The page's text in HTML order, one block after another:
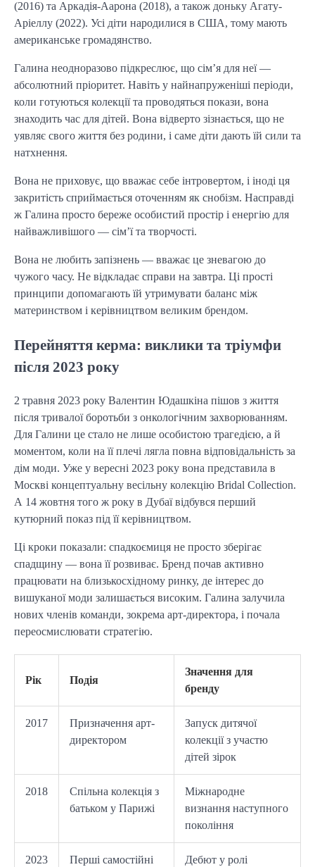
(2016) та Аркадія-Аарона (2018), а також доньку Агату-
Аріеллу (2022). Усі діти народилися в США, тому мають
американське громадянство.
Галина неодноразово підкреслює, що сім’я для неї —
абсолютний пріоритет. Навіть у найнапруженіші періоди,
коли готуються колекції та проводяться покази, вона
знаходить час для дітей. Вона відверто зізнається, що не
уявляє свого життя без родини, і саме діти дають їй сили та
натхнення.
Вона не приховує, що вважає себе інтровертом, і іноді ця
закритість сприймається оточенням як снобізм. Насправді
ж Галина просто береже особистий простір і енергію для
найважливішого — сім’ї та творчості.
Вона не любить запізнень — вважає це зневагою до
чужого часу. Не відкладає справи на завтра. Ці прості
принципи допомагають їй утримувати баланс між
материнством і керівництвом великим брендом.
Перейняття керма: виклики та тріумфи
після 2023 року
2 травня 2023 року Валентин Юдашкіна пішов з життя
після тривалої боротьби з онкологічним захворюванням.
Для Галини це стало не лише особистою трагедією, а й
моментом, коли на її плечі лягла повна відповідальність за
дім моди. Уже у вересні 2023 року вона представила в
Москві концептуальну весільну колекцію Bridal Collection.
А 14 жовтня того ж року в Дубаї відбувся перший
кутюрний показ під її керівництвом.
Ці кроки показали: спадкоємиця не просто зберігає
спадщину — вона її розвиває. Бренд почав активно
працювати на близькосхідному ринку, де інтерес до
вишуканої моди залишається високим. Галина залучила
нових членів команди, зокрема арт-директора, і почала
переосмислювати стратегію.
Рік Подія
Значення для
бренду
2017
Призначення арт-
директором
Запуск дитячої
колекції з участю
дітей зірок
2018
Спільна колекція з
батьком у Парижі
Міжнародне
визнання наступного
покоління
2023
Перші самостійні
Дебют у ролі